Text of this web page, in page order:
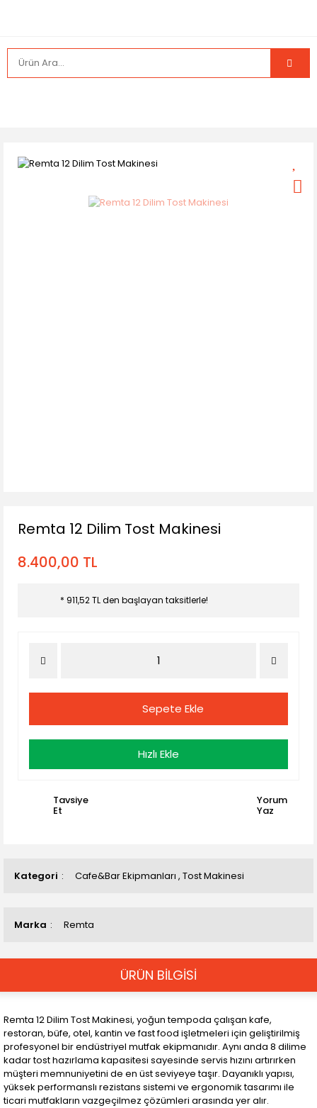
Kategori Cafe&Bar Ekipmanları , Tost Makinesi
Marka Remta
Remta 12 Dilim Tost Makinesi
8.400,00 TL
* 911,52 TL den başlayan taksitlerle!
Sepete Ekle
Hızlı Ekle
Tavsiye
Et
Yorum
Yaz
ÜRÜN BİLGİSİ
Remta 12 Dilim Tost Makinesi, yoğun tempoda çalışan kafe,
restoran, büfe, otel, kantin ve fast food işletmeleri için geliştirilmiş
profesyonel bir endüstriyel mutfak ekipmanıdır. Aynı anda 8 dilime
kadar tost hazırlama kapasitesi sayesinde servis hızını artırırken
müşteri memnuniyetini de en üst seviyeye taşır. Dayanıklı yapısı,
yüksek performanslı rezistans sistemi ve ergonomik tasarımı ile
ticari mutfakların vazgeçilmez çözümleri arasında yer alır.